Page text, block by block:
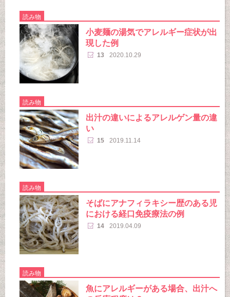
読み物
小麦麺の湯気でアレルギー症状が出
現した例
13 2020.10.29
読み物
出汁の違いによるアレルゲン量の違
い
15 2019.11.14
読み物
そばにアナフィラキシー歴のある児
における経口免疫療法の例
14 2019.04.09
読み物
魚にアレルギーがある場合、出汁へ